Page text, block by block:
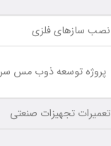
نصب سازهای فلزی
پروژه توسعه ذوب مس
تعمیرات تجهیزات صنعتی